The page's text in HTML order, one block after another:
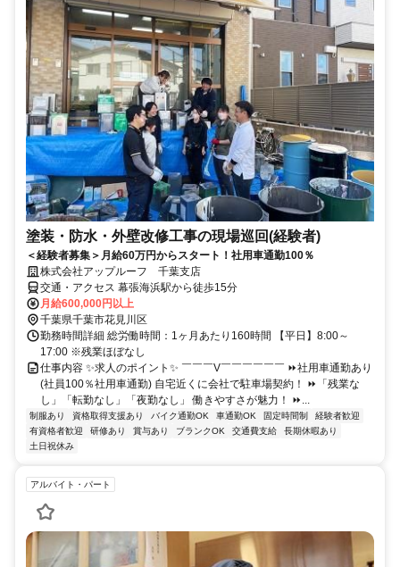
塗装・防水・外壁改修工事の現場巡回(経験者)
＜経験者募集＞月給60万円からスタート！社用車通勤100％
株式会社アップルーフ 千葉支店
交通・アクセス 幕張海浜駅から徒歩15分
月給600,000円以上
千葉県千葉市花見川区
勤務時間詳細 総労働時間：1ヶ月あたり160時間 【平日】8:00～
17:00 ※残業ほぼなし
仕事内容 ✨求人のポイント✨ ￣￣￣V￣￣￣￣￣￣ ⏩️社用車通勤あり
(社員100％社用車通勤) 自宅近くに会社で駐車場契約！ ⏩️「残業な
し」「転勤なし」「夜勤なし」 働きやすさが魅力！ ⏩...
制服あり 資格取得支援あり バイク通勤OK 車通勤OK 固定時間制
経験者歓迎
有資格者歓迎
研修あり 賞与あり ブランクOK 交通費支給
長期休暇あり
土日祝休み
アルバイト・パート